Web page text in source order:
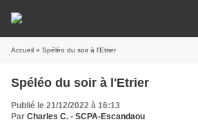
Accueil » Spéléo du soir à l'Etrier
Spéléo du soir à l'Etrier
Publié le 21/12/2022 à 16:13
Par Charles C. - SCPA-Escandaou